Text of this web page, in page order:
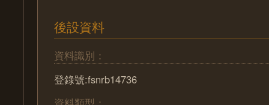
後設資料
資料識別：
登錄號:fsnrb14736